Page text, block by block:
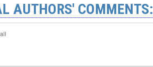
AUTHORS' COMMENTS: